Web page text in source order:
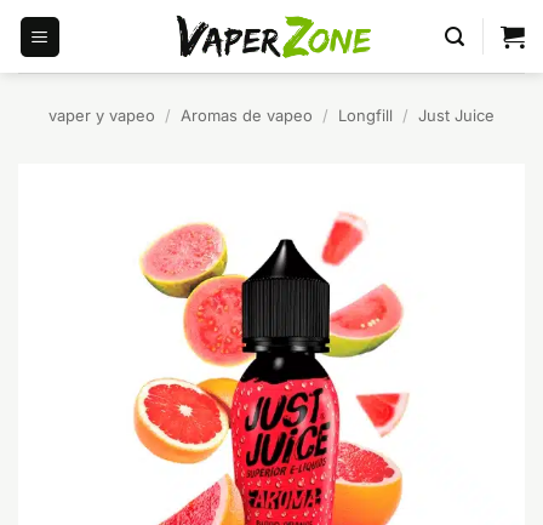
Saltar
contenido
vaper y vapeo / Aromas de vapeo / Longfill / Just Juice